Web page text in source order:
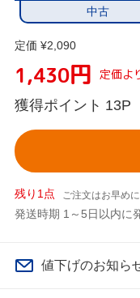
中古
定価 ¥2,090
1,430円 定価よ
獲得ポイント 13P
残り1点 ご注文はお早めに
発送時期 1～5日以内に
値下げのお知ら